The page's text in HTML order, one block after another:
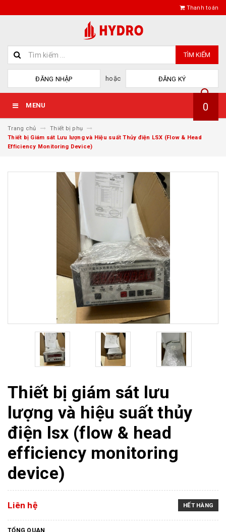
Thanh toán
TÌM KIẾM
ĐĂNG NHẬP hoặc ĐĂNG KÝ
MENU 0
Trang chủ
Thiết bị phụ
Thiết bị Giám sát Lưu lượng và Hiệu suất Thủy điện LSX (Flow & Head
Efficiency Monitoring Device)
Thiết bị giám sát lưu
lượng và hiệu suất thủy
điện lsx (flow & head
efficiency monitoring
device)
Liên hệ HẾT HÀNG
TỔNG QUAN